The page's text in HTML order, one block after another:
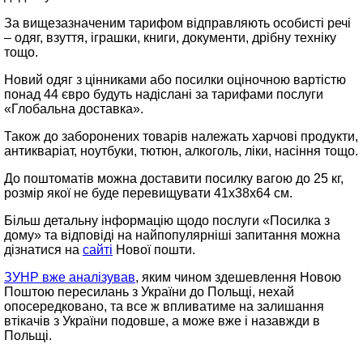
За вищезазначеним тарифом відправляють особисті речі
– одяг, взуття, іграшки, книги, документи, дрібну техніку
тощо.
Новий одяг з цінниками або посилки оціночною вартістю
понад 44 євро будуть надіслані за тарифами послуги
«Глобальна доставка».
Також до заборонених товарів належать харчові продукти,
антикваріат, ноутбуки, тютюн, алкоголь, ліки, насіння тощо.
До поштоматів можна доставити посилку вагою до 25 кг,
розмір якої не буде перевищувати 41x38x64 см.
Більш детальну інформацію щодо послуги «Посилка з
дому» та відповіді на найпопулярніші запитання можна
дізнатися на сайті Нової пошти.
ЗУНР вже аналізував, яким чином здешевлення Новою
Поштою пересилань з України до Польщі, нехай
опосередковано, та все ж впливатиме на залишання
втікачів з України подовше, а може вже і назавжди в
Польщі.